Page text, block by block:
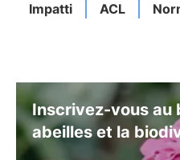
Impatti ACL
Inscrivez-vous au
abeilles et la